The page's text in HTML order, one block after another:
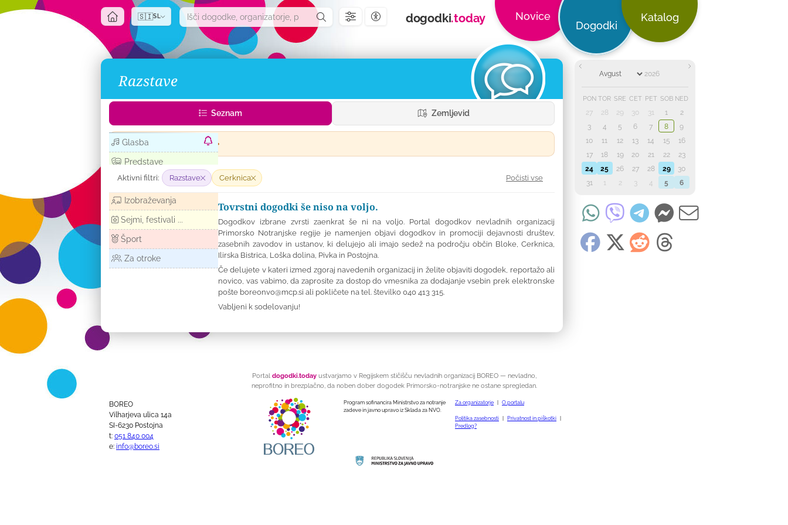
🇸🇮SL
Nastavitve dostopnosti
dogodki.today Novice
Dogodki
Katalog
Razstave
Seznam Zemljevid
Glasba
Predstave
Razstave
Izobraževanja
Sejmi, festivali ...
Šport
Za otroke
Kaj se dogaja danes (1)
Aktivni filtri: Razstave Cerknica Počisti vse
Tovrstni dogodki še niso na voljo.
Dogodkov izbrane zvrsti zaenkrat še ni na voljo. Portal dogodkov nevladnih organizacij
Primorsko Notranjske regije je namenjen objavi dogodkov in promociji dejavnosti društev,
zasebnih zavodov in ustanov, ki delujejo ali imajo sedež na področju občin Bloke, Cerknica,
Ilirska Bistrica, Loška dolina, Pivka in Postojna.
Če delujete v kateri izmed zgoraj navedenih organizacij in želite objaviti dogodek, reportažo ali
novico, vas vabimo, da zaprosite za dostop do vmesnika za dodajanje vsebin prek elektronske
pošte boreonvo@mcp.si ali pokličete na tel. številko 040 413 315.
Vabljeni k sodelovanju!
PON TOR SRE ČET PET SOB NED
27 28 29 30 31 1
2
3
4 5 6 7 8
9
10
11 12 13 14 15
16
17
18 19 20 21 22
23
24
25 26 27 28 29
30
31
1 2 3 4 5 6
Portal dogodki.todayustvarjamo v Regijskem stičišču nevladnih organizacij BOREO — nevladno,
neprofitno in brezplačno, da noben dober dogodek Primorsko-notranjske ne ostane spregledan.
BOREO
Vilharjeva ulica 14a
SI-6230 Postojna
t: 051 840 004
e: info@boreo.si
Program sofinancira Ministrstvo za notranje
zadeve in javno upravo iz Sklada za NVO.
Za organizatorje O portalu
Politika zasebnosti Privatnost in piškotki
Predlog?